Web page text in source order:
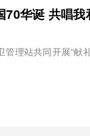
华诞 共唱
理站共同开展“献